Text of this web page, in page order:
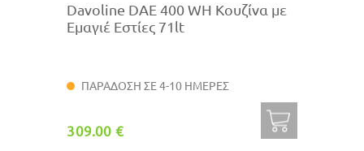
Davoline DAE 400 WH Κουζίνα με
Εμαγιέ Εστίες 71lt
ΠΑΡΑΔΟΣΗ ΣΕ 4-10 ΗΜΕΡΕΣ
309.00 €